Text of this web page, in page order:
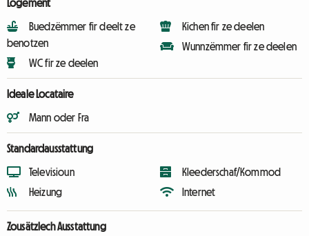
Logement
Buedzëmmer fir deelt ze
benotzen
WC fir ze deelen
Kichen fir ze deelen
Wunnzëmmer fir ze deelen
Ideale Locataire
Mann oder Fra
Standardausstattung
Televisioun
Heizung
Kleederschaf/Kommod
Internet
Zousätzlech Ausstattung